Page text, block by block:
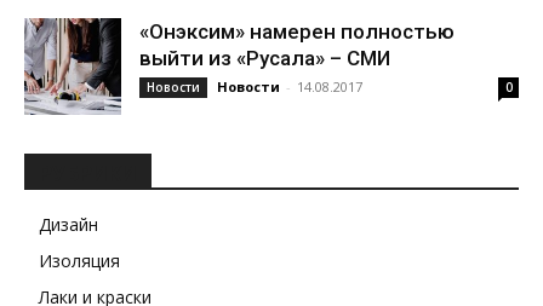
«Онэксим» намерен полностью
выйти из «Русала» – СМИ
Новости Новости - 14.08.2017 0
Дизайн
Изоляция
Лаки и краски